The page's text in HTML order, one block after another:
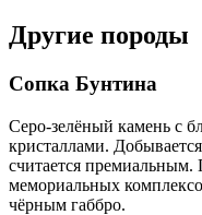
Другие породы
Сопка Бунтина
Серо-зелёный камень с
кристаллами.
считается
мемориальных
чёрным габбро.